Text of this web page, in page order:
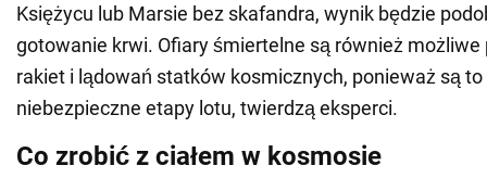
Księżycu lub Marsie bez skafandra, wynik będzie
gotowanie krwi. Ofiary śmiertelne są również
rakiet i lądowań statków kosmicznych, ponieważ są
niebezpieczne etapy lotu, twierdzą eksperci.
Co zrobić z ciałem w kosmosie